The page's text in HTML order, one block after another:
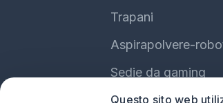
Questo sito web
Trapani
Aspirapolvere-
Sedie da gaming
Auricolari